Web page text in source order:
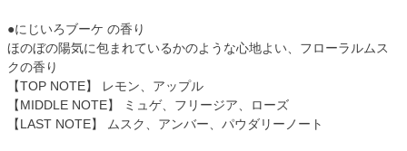
●にじいろブーケ の香り
ほのぼの陽気に包まれているかのような心地よい、フローラルムス
クの香り
【TOP NOTE】 レモン、アップル
【MIDDLE NOTE】 ミュゲ、フリージア、ローズ
【LAST NOTE】 ムスク、アンバー、パウダリーノート